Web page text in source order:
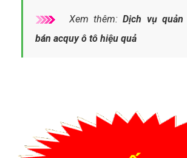
Xem thêm:Dịch vụ quản
bán acquy ô tô hiệu quả